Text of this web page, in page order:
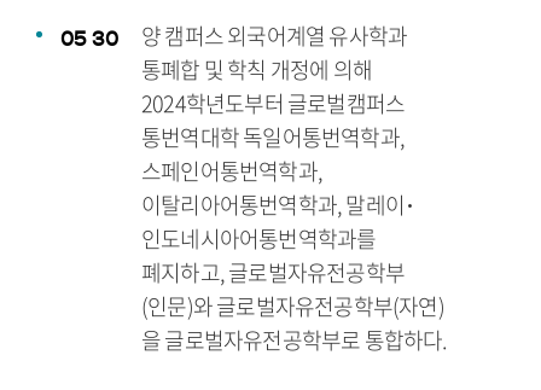
05 30
양 캠퍼스 외국어계열 유사학과
통폐합 및 학칙 개정에 의해
2024학년도부터 글로벌캠퍼스
통번역대학 독일어통번역학과,
스페인어통번역학과,
이탈리아어통번역학과, 말레이･
인도네시아어통번역학과를
폐지하고, 글로벌자유전공학부
(인문)와 글로벌자유전공학부(자연)
을 글로벌자유전공학부로 통합하다.